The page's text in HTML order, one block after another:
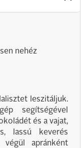
nehéz
leszitáljuk.
segítségével
és a vajat,
lassú keverés
apránként